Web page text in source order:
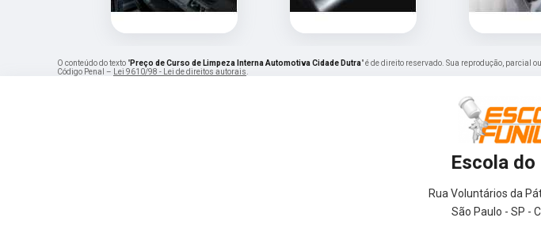
O conteúdo do texto "Preço de Curso de Limpeza Interna Automotiva Cidade Dutra" é de direito reservado. Sua reprodução, parcial
Código Penal –
Lei 9610/98 - Lei de direitos autorais
Escola
Rua Voluntários da
São Paulo - SP -